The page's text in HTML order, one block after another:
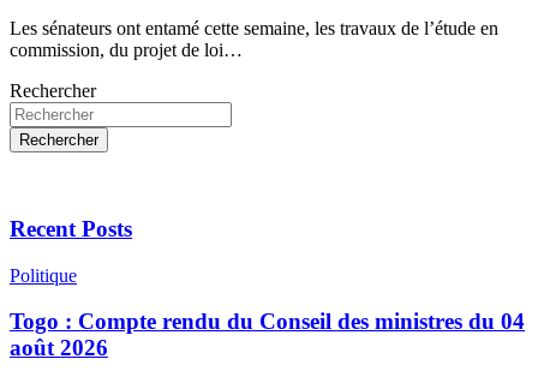
Les sénateurs ont entamé cette semaine, les travaux de l’étude en
commission, du projet de loi…
Rechercher
Rechercher
Recent Posts
Politique
Togo : Compte rendu du Conseil des ministres du 04
août 2026